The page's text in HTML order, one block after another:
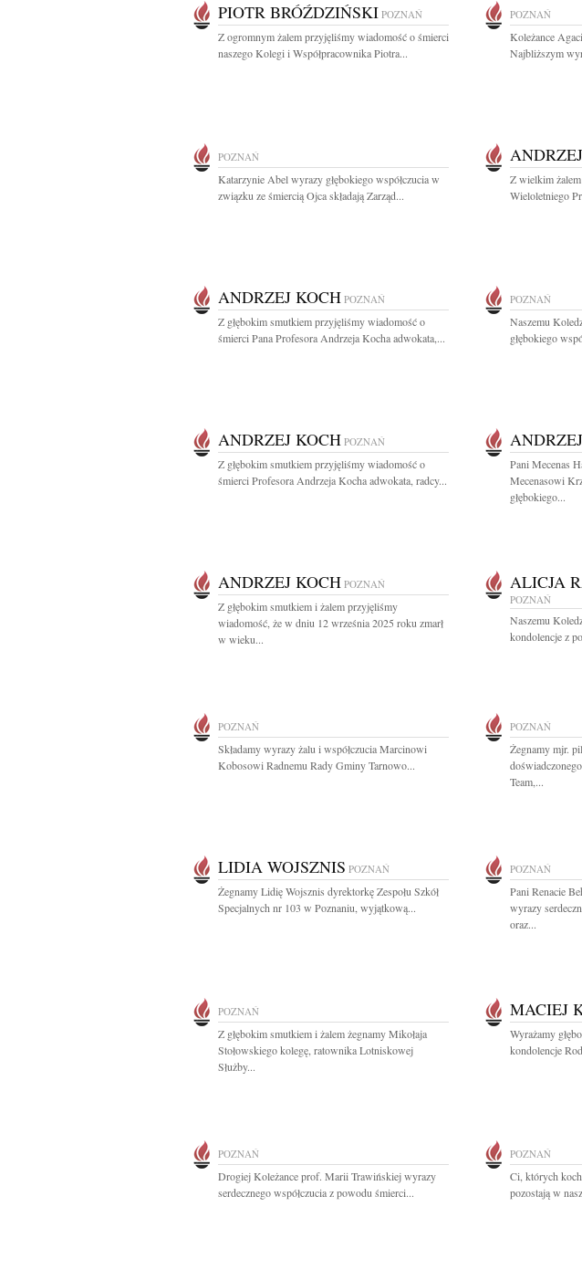
PIOTR BRÓŹDZIŃSKI POZNAŃ
Z ogromnym żalem przyjęliśmy wiadomość o śmierci
naszego Kolegi i Współpracownika Piotra...
POZNAŃ
Koleżance
Najbliższym
POZNAŃ
Katarzynie Abel wyrazy głębokiego współczucia w
związku ze śmiercią Ojca składają Zarząd...
Z wielkim
Wieloletniego
ANDRZEJ KOCH POZNAŃ
Z głębokim smutkiem przyjęliśmy wiadomość o
śmierci Pana Profesora Andrzeja Kocha adwokata,...
POZNAŃ
Naszemu
głębokiego
ANDRZEJ KOCH POZNAŃ
Z głębokim smutkiem przyjęliśmy wiadomość o
śmierci Profesora Andrzeja Kocha adwokata, radcy...
Pani Mecenas
Mecenasowi
głębokiego...
ANDRZEJ KOCH POZNAŃ
Z głębokim smutkiem i żalem przyjęliśmy
wiadomość, że w dniu 12 września 2025 roku zmarł
w wieku...
ALICJA
POZNAŃ
Naszemu
kondolencje z
POZNAŃ
Składamy wyrazy żalu i współczucia Marcinowi
Kobosowi Radnemu Rady Gminy Tarnowo...
POZNAŃ
Żegnamy mjr.
Team,...
LIDIA WOJSZNIS POZNAŃ
Żegnamy Lidię Wojsznis dyrektorkę Zespołu Szkół
Specjalnych nr 103 w Poznaniu, wyjątkową...
POZNAŃ
Pani Renacie
wyrazy
oraz...
POZNAŃ
Z głębokim smutkiem i żalem żegnamy Mikołaja
Stołowskiego kolegę, ratownika Lotniskowej
Służby...
MACIEJ
Wyrażamy
kondolencje
POZNAŃ
Drogiej Koleżance prof. Marii Trawińskiej wyrazy
serdecznego współczucia z powodu śmierci...
POZNAŃ
Ci, których
pozostają w